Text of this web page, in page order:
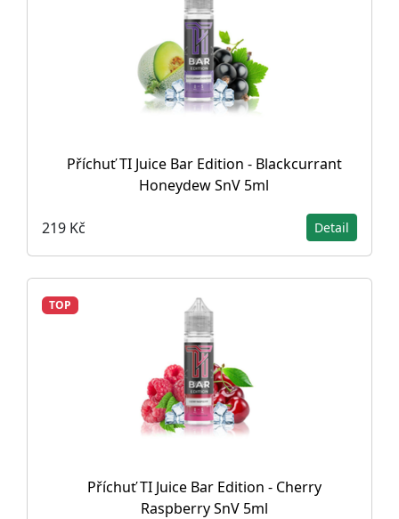
Příchuť TI Juice Bar Edition - Blackcurrant
Honeydew SnV 5ml
219 Kč Detail
TOP
Příchuť TI Juice Bar Edition - Cherry
Raspberry SnV 5ml